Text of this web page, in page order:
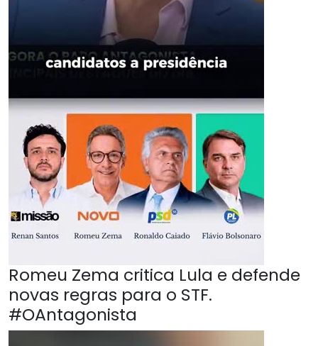
Romeu Zema critica Lula e defende
novas regras para o STF.
#OAntagonista